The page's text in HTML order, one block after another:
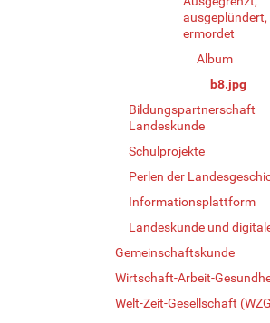
ausgeplündert,
ermordet
Album
b8.jpg
Bildungspartnerschaft
Landeskunde
Schulprojekte
Perlen der
Informationsplattform
Landeskunde und
Gemeinschaftskunde
Wirtschaft-Arbeit-
Welt-Zeit-Gesellschaft